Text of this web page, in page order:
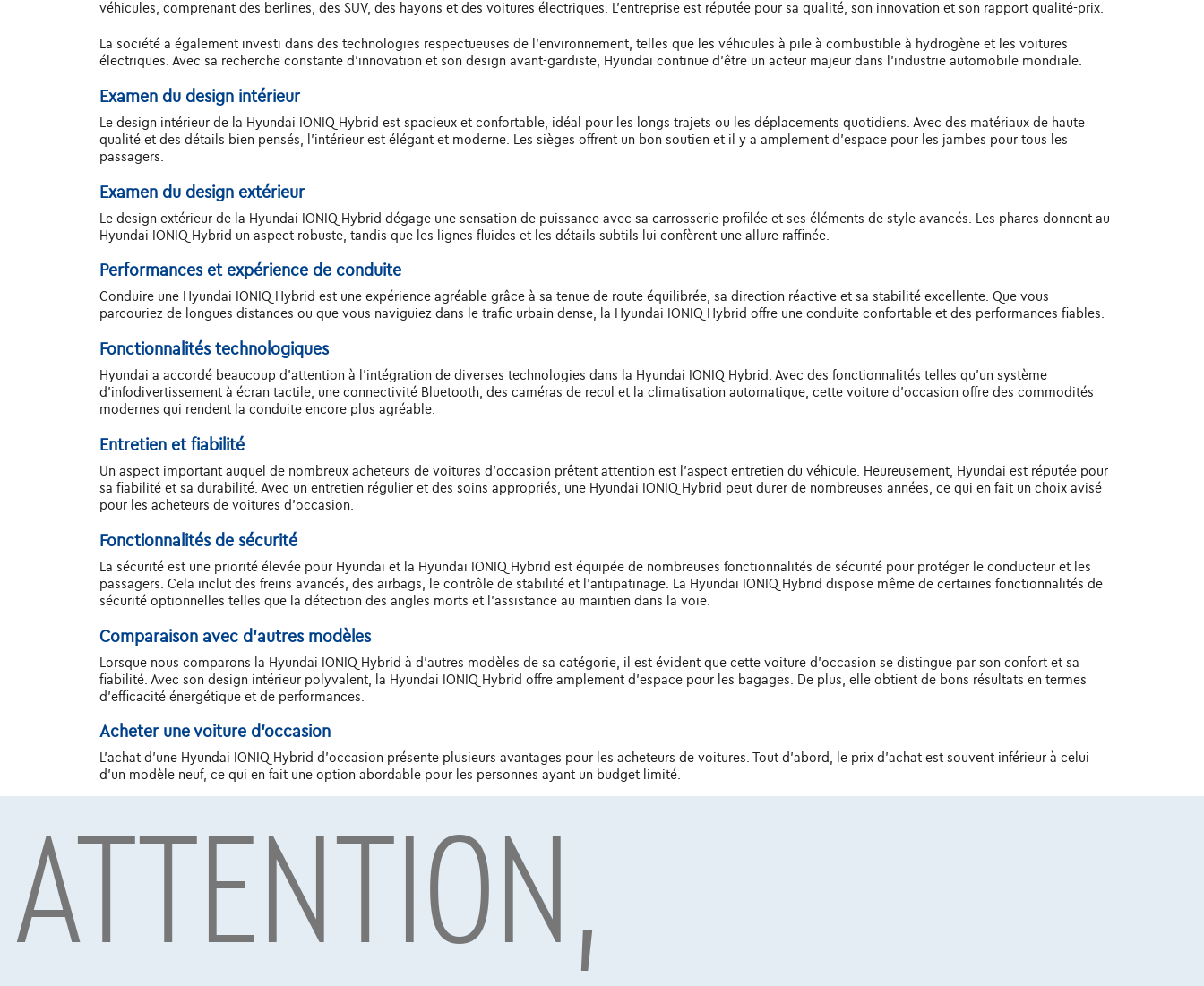
véhicules, comprenant des berlines, des SUV, des hayons et des voitures électriques. L'entreprise est réputée pour sa qualité, son innovation et son rapport qualité-prix.
La société a également investi dans des technologies respectueuses de l'environnement, telles que les véhicules à pile à combustible à hydrogène et les voitures
électriques. Avec sa recherche constante d'innovation et son design avant-gardiste, Hyundai continue d'être un acteur majeur dans l'industrie automobile mondiale.
Examen du design intérieur
Le design intérieur de la Hyundai IONIQ Hybrid est spacieux et confortable, idéal pour les longs trajets ou les déplacements quotidiens. Avec des matériaux de haute
qualité et des détails bien pensés, l'intérieur est élégant et moderne. Les sièges offrent un bon soutien et il y a amplement d'espace pour les jambes pour tous les
passagers.
Examen du design extérieur
Le design extérieur de la Hyundai IONIQ Hybrid dégage une sensation de puissance avec sa carrosserie profilée et ses éléments de style avancés. Les phares donnent au
Hyundai IONIQ Hybrid un aspect robuste, tandis que les lignes fluides et les détails subtils lui confèrent une allure raffinée.
Performances et expérience de conduite
Conduire une Hyundai IONIQ Hybrid est une expérience agréable grâce à sa tenue de route équilibrée, sa direction réactive et sa stabilité excellente. Que vous
parcouriez de longues distances ou que vous naviguiez dans le trafic urbain dense, la Hyundai IONIQ Hybrid offre une conduite confortable et des performances fiables.
Fonctionnalités technologiques
Hyundai a accordé beaucoup d'attention à l'intégration de diverses technologies dans la Hyundai IONIQ Hybrid. Avec des fonctionnalités telles qu'un système
d'infodivertissement à écran tactile, une connectivité Bluetooth, des caméras de recul et la climatisation automatique, cette voiture d'occasion offre des commodités
modernes qui rendent la conduite encore plus agréable.
Entretien et fiabilité
Un aspect important auquel de nombreux acheteurs de voitures d'occasion prêtent attention est l'aspect entretien du véhicule. Heureusement, Hyundai est réputée pour
sa fiabilité et sa durabilité. Avec un entretien régulier et des soins appropriés, une Hyundai IONIQ Hybrid peut durer de nombreuses années, ce qui en fait un choix avisé
pour les acheteurs de voitures d'occasion.
Fonctionnalités de sécurité
La sécurité est une priorité élevée pour Hyundai et la Hyundai IONIQ Hybrid est équipée de nombreuses fonctionnalités de sécurité pour protéger le conducteur et les
passagers. Cela inclut des freins avancés, des airbags, le contrôle de stabilité et l'antipatinage. La Hyundai IONIQ Hybrid dispose même de certaines fonctionnalités de
sécurité optionnelles telles que la détection des angles morts et l'assistance au maintien dans la voie.
Comparaison avec d'autres modèles
Lorsque nous comparons la Hyundai IONIQ Hybrid à d'autres modèles de sa catégorie, il est évident que cette voiture d'occasion se distingue par son confort et sa
fiabilité. Avec son design intérieur polyvalent, la Hyundai IONIQ Hybrid offre amplement d'espace pour les bagages. De plus, elle obtient de bons résultats en termes
d'efficacité énergétique et de performances.
Acheter une voiture d'occasion
L'achat d'une Hyundai IONIQ Hybrid d'occasion présente plusieurs avantages pour les acheteurs de voitures. Tout d'abord, le prix d'achat est souvent inférieur à celui
d'un modèle neuf, ce qui en fait une option abordable pour les personnes ayant un budget limité.
Les prix des Hyundai IONIQ Hybrid d'occasion varient en fonction de facteurs tels que l'âge, le kilométrage et l'état général. Il est toujours judicieux de faire des
recherches approfondies avant d'acheter une Hyundai IONIQ Hybrid d'occasion pour s'assurer d'en obtenir pour son argent.
Si vous recherchez une voiture d'occasion fiable, spacieuse et élégante, la Hyundai IONIQ Hybrid vaut certainement la peine d'être considérée. Avec ses performances
impressionnantes, ses technologies avancées et son design de haute qualité, cette voiture d'occasion offre tout ce que vous recherchez dans un véhicule. Que vous
parcouriez de longues distances ou que vous conduisiez quotidiennement dans un trafic dense, la Hyundai IONIQ Hybrid ne vous décevra pas. Curieux de découvrir
Hyundai Tucson
ATTENTION,